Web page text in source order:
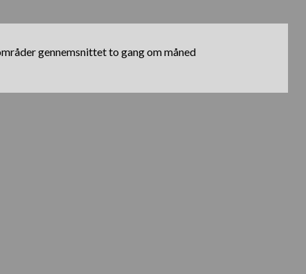
gennemsnittet to gang om måned